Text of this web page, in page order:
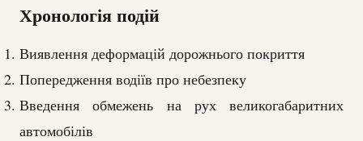
Хронологія подій
Виявлення деформацій дорожнього покриття
Попередження водіїв про небезпеку
Введення обмежень на рух великогабаритних
автомобілів